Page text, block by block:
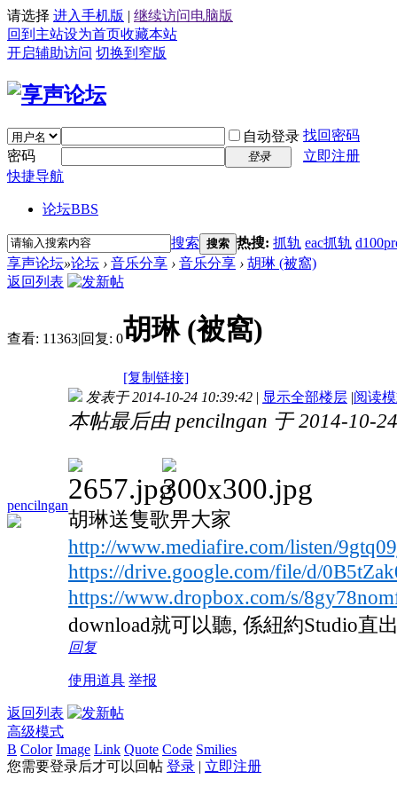
请选择 进入手机版 | 继续访问电脑版
回到主站设为首页收藏本站
开启辅助访问 切换到窄版
自动登录 找回密码
密码
登录
立即注册
快捷导航
论坛BBS
搜索 搜索 热搜: 抓轨 eac抓轨
享声论坛»论坛 › 音乐分享 › 音乐分享 › 胡琳 (被窩)
返回列表
查看: 11363|回复: 0胡琳 (被窩)
[复制链接]
pencilngan
发表于 2014-10-24 10:39:42 | 显示全部楼层 |阅读
本帖最后由 pencilngan 于 2014-10-
胡琳送隻歌畀大家
http://www.mediafire.com/listen/
https://drive.google.com/file/d/
https://www.dropbox.com/s/
download就可以聽, 係紐約Studio直
回复
使用道具 举报
返回列表
高级模式
B Color Image Link Quote Code Smilies
您需要登录后才可以回帖 登录 | 立即注册